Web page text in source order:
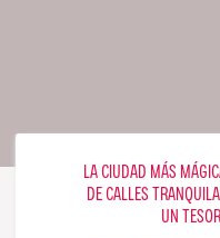
LA CIUDAD MÁS
DE CALLES
UN